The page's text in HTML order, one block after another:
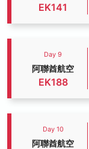
EK141
Day 9
阿聯酋航空
EK188
Day 10
阿聯酋航空